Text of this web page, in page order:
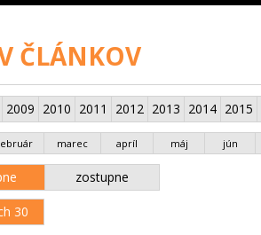
ČLÁNKOV
2009 2010 2011 2012 2013 2014 2015
marec apríl máj jún
zostupne
30